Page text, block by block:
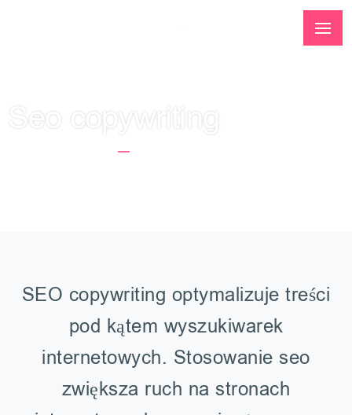
Seo copywriting
SEO copywriting optymalizuje treści
pod kątem wyszukiwarek
internetowych. Stosowanie seo
zwiększa ruch na stronach